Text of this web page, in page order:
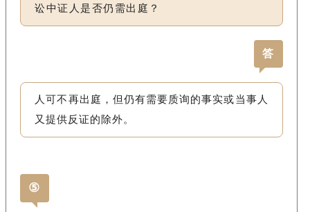
讼中证人是否仍需出庭？
答
人可不再出庭，但仍有需要质询的事实或当事人
又提供反证的除外。
⑤